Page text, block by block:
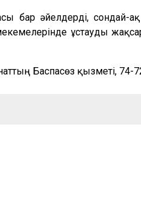
бар әйелдерді, сондай-
ұстауды
Баспасөз қызметі, 74-